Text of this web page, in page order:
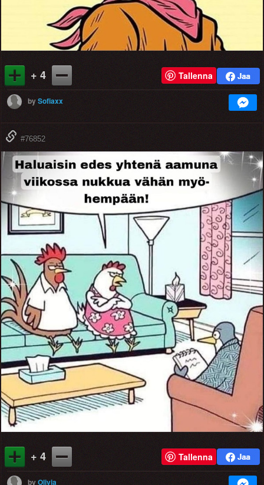
+ 4 Tallenna
bySofiaxx
#76852
+ 4 Tallenna
byOlivia